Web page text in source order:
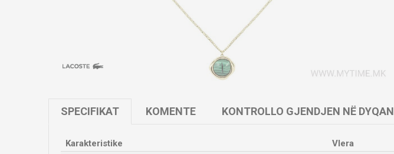
SPECIFIKAT KOMENTE KONTROLLO GJENDJEN NË DYQAN
Karakteristike
Vlera